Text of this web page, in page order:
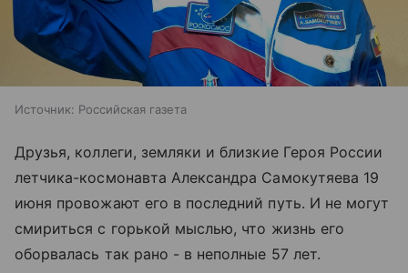
Источник: Российская газета
Друзья, коллеги, земляки и близкие Героя России
летчика-космонавта Александра Самокутяева 19
июня провожают его в последний путь. И не могут
смириться с горькой мыслью, что жизнь его
оборвалась так рано - в неполные 57 лет.